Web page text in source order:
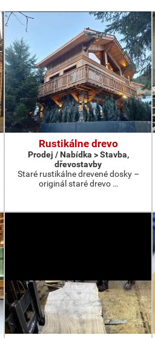
Rustikálne drevo
Prodej / Nabídka > Stavba,
dřevostavby
Staré rustikálne drevené dosky –
originál staré drevo …